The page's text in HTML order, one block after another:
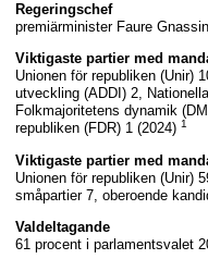
Regeringschef
premiärminister Faure
Viktigaste partier med
Unionen för republiken (Unir)
utveckling (ADDI) 2,
Folkmajoritetens dynamik
republiken (FDR) 1 (2024) 1
Viktigaste partier med
Unionen för republiken (Unir)
småpartier 7, oberoende
Valdeltagande
61 procent i parlamentsvalet